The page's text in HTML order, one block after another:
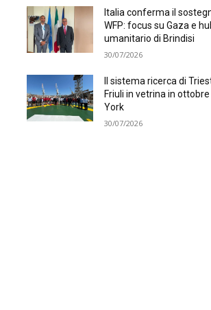
Italia conferma il
WFP: focus su Gaza e
umanitario di Brindisi
30/07/2026
Il sistema ricerca di
Friuli in vetrina in ottobre
York
30/07/2026